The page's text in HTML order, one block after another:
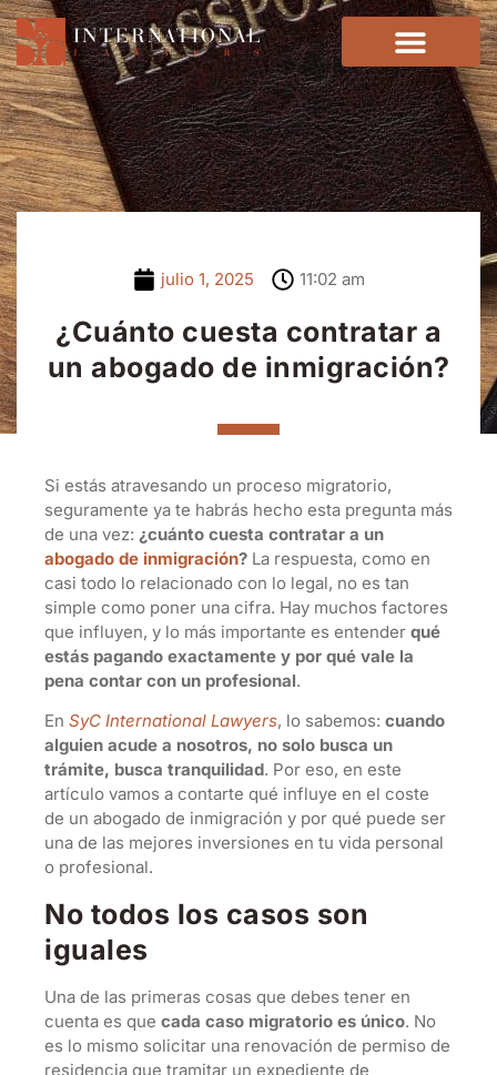
julio 1, 2025 11:02 am
¿Cuánto cuesta contratar a
un abogado de inmigración?
Si estás atravesando un proceso migratorio,
seguramente ya te habrás hecho esta pregunta más
de una vez: ¿cuánto cuesta contratar a un
abogado de inmigración? La respuesta, como en
casi todo lo relacionado con lo legal, no es tan
simple como poner una cifra. Hay muchos factores
que influyen, y lo más importante es entender qué
estás pagando exactamente y por qué vale la
pena contar con un profesional.
En SyC International Lawyers, lo sabemos: cuando
alguien acude a nosotros, no solo busca un
trámite, busca tranquilidad. Por eso, en este
artículo vamos a contarte qué influye en el coste
de un abogado de inmigración y por qué puede ser
una de las mejores inversiones en tu vida personal
o profesional.
No todos los casos son
iguales
Una de las primeras cosas que debes tener en
cuenta es que cada caso migratorio es único. No
es lo mismo solicitar una renovación de permiso de
residencia que tramitar un expediente de